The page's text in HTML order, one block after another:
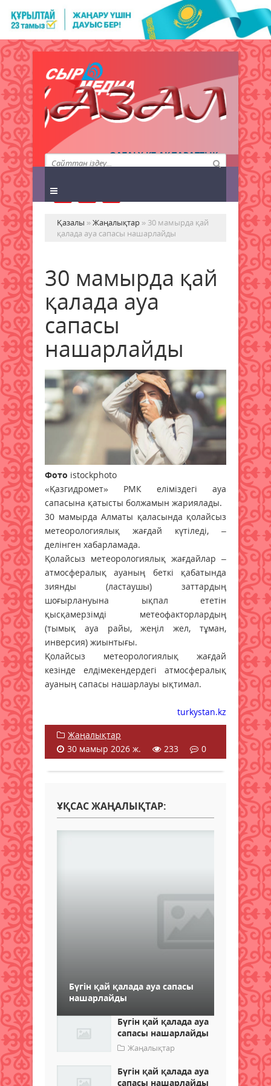
QAZALY.KZ АҚПАРАТТЫҚ
АГЕНТТІГІ
Қазалы »Жаңалықтар » 30 мамырда қай
қалада ауа сапасы нашарлайды
30 мамырда қай
қалада ауа
сапасы
нашарлайды
Фото istockphoto
«Қазгидромет» РМК еліміздегі ауа
сапасына қатысты болжамын жариялады.
30 мамырда Алматы қаласында қолайсыз
метеорологиялық жағдай күтіледі, –
делінген хабарламада.
Қолайсыз метеорологиялық жағдайлар –
атмосфералық ауаның беткі қабатында
зиянды (ластаушы) заттардың
шоғырлануына ықпал ететін
қысқамерзімді метеофакторлардың
(тымық ауа райы, жеңіл жел, тұман,
инверсия) жиынтығы.
Қолайсыз метеорологиялық жағдай
кезінде елдімекендердегі атмосфералық
ауаның сапасы нашарлауы ықтимал.
turkystan.kz
Жаңалықтар
30 мамыр 2026 ж.
233 0
ҰҚСАС ЖАҢАЛЫҚТАР:
Бүгін қай қалада ауа сапасы
нашарлайды
Бүгін қай қалада ауа
сапасы нашарлайды
Жаңалықтар
Бүгін қай қалада ауа
сапасы нашарлайды